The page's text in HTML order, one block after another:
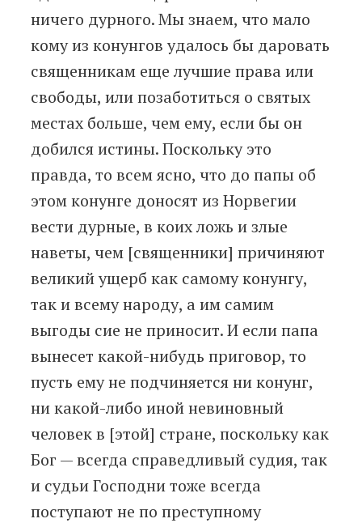
ничего дурного. Мы знаем, что мало
кому из конунгов удалось бы даровать
священникам еще лучшие права или
свободы, или позаботиться о святых
местах больше, чем ему, если бы он
добился истины. Поскольку это
правда, то всем ясно, что до папы об
этом конунге доносят из Норвегии
вести дурные, в коих ложь и злые
наветы, чем [священники] причиняют
великий ущерб как самому конунгу,
так и всему народу, а им самим
выгоды сие не приносит. И если папа
вынесет какой-нибудь приговор, то
пусть ему не подчиняется ни конунг,
ни какой-либо иной невиновный
человек в [этой] стране, поскольку как
Бог — всегда справедливый судия, так
и судьи Господни тоже всегда
поступают не по преступному